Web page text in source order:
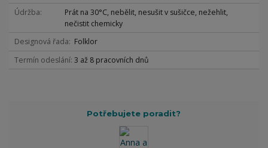
Údržba
Prát na 30°C, nebělit, nesušit v sušičce, nežehlit,
nečistit chemicky
Designová řada
Folklor
Termín odeslání 3 až 8 pracovních dnů
Potřebujete poradit?